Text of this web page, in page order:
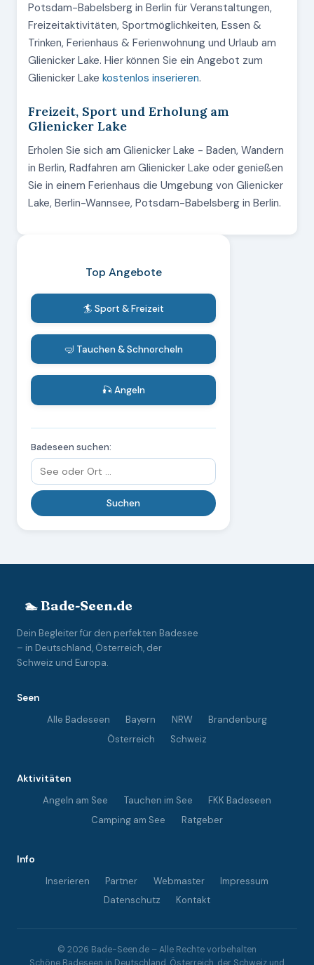
Potsdam-Babelsberg in Berlin für Veranstaltungen,
Freizeitaktivitäten, Sportmöglichkeiten, Essen &
Trinken, Ferienhaus & Ferienwohnung und Urlaub am
Glienicker Lake. Hier können Sie ein Angebot zum
Glienicker Lake kostenlos inserieren.
Freizeit, Sport und Erholung am
Glienicker Lake
Erholen Sie sich am Glienicker Lake - Baden, Wandern
in Berlin, Radfahren am Glienicker Lake oder genießen
Sie in einem Ferienhaus die Umgebung von Glienicker
Lake, Berlin-Wannsee, Potsdam-Babelsberg in Berlin.
Top Angebote
🏄 Sport & Freizeit
🤿 Tauchen & Schnorcheln
🎣 Angeln
Badeseen suchen:
🏊 Bade-Seen.de
Dein Begleiter für den perfekten Badesee
– in Deutschland, Österreich, der
Schweiz und Europa.
Seen
Alle Badeseen
Bayern NRW
Brandenburg
Österreich
Schweiz
Aktivitäten
Angeln am See
Tauchen im See
FKK Badeseen
Camping am See
Ratgeber
Info
Inserieren
Partner Webmaster
Impressum
Datenschutz
Kontakt
© 2026 Bade-Seen.de – Alle Rechte vorbehalten